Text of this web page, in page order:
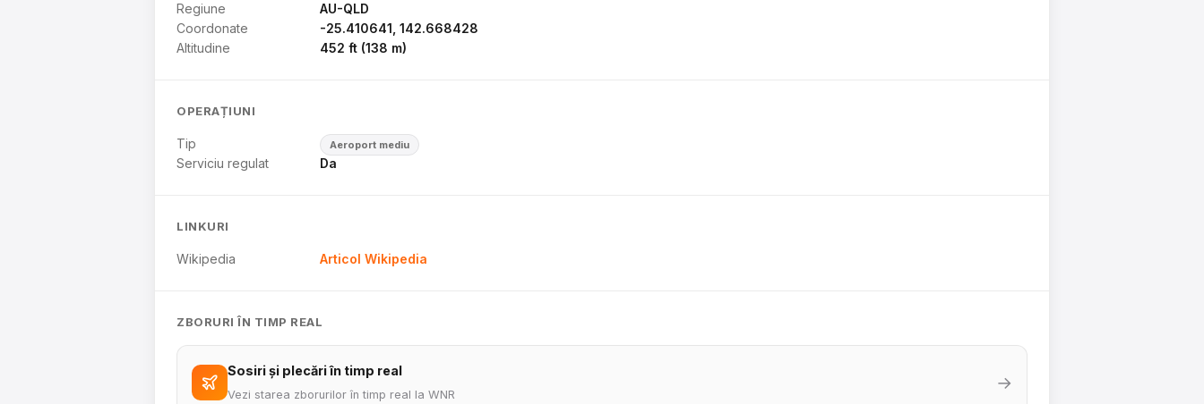
Regiune
AU-QLD
Coordonate
-25.410641, 142.668428
Altitudine
452 ft (138 m)
OPERAȚIUNI
Tip Aeroport mediu
Serviciu regulat Da
LINKURI
Wikipedia Articol Wikipedia
ZBORURI ÎN TIMP REAL
Sosiri și plecări în timp real
Vezi starea zborurilor în timp real la WNR
→